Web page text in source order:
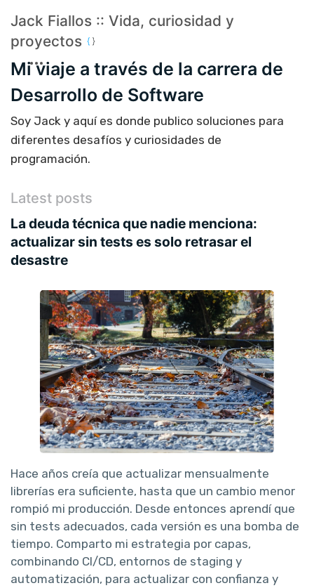
Jack Fiallos :: Vida, curiosidad y
proyectos
Mi viaje a través de la carrera de
Desarrollo de Software
Soy Jack y aquí es donde publico soluciones para
diferentes desafíos y curiosidades de
programación.
Latest posts
La deuda técnica que nadie menciona:
actualizar sin tests es solo retrasar el
desastre
Hace años creía que actualizar mensualmente
librerías era suficiente, hasta que un cambio menor
rompió mi producción. Desde entonces aprendí que
sin tests adecuados, cada versión es una bomba de
tiempo. Comparto mi estrategia por capas,
combinando CI/CD, entornos de staging y
automatización, para actualizar con confianza y